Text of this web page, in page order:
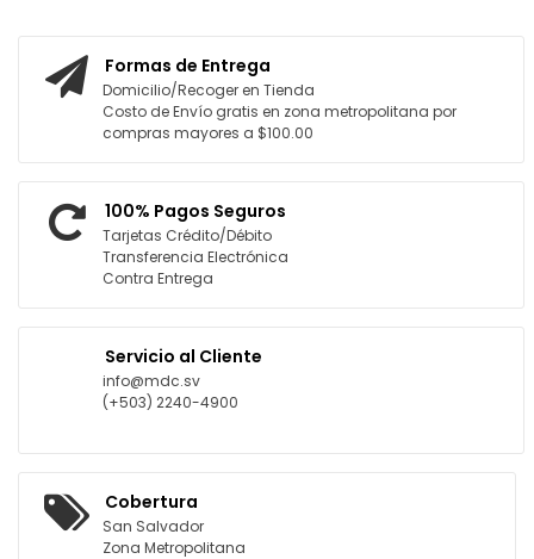
Formas de Entrega
Domicilio/Recoger en Tienda
Costo de Envío gratis en zona metropolitana por
compras mayores a $100.00
100% Pagos Seguros
Tarjetas Crédito/Débito
Transferencia Electrónica
Contra Entrega
Servicio al Cliente
info@mdc.sv
(+503) 2240-4900
Cobertura
San Salvador
Zona Metropolitana